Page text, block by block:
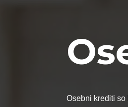
Osebni krediti